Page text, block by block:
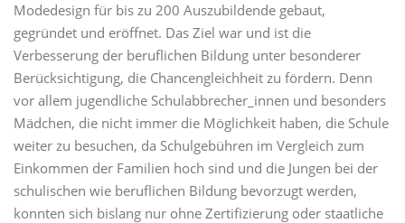
Modedesign für bis zu 200 Auszubildende gebaut,
gegründet und eröffnet. Das Ziel war und ist die
Verbesserung der beruflichen Bildung unter besonderer
Berücksichtigung, die Chancengleichheit zu fördern. Denn
vor allem jugendliche Schulabbrecher_innen und besonders
Mädchen, die nicht immer die Möglichkeit haben, die Schule
weiter zu besuchen, da Schulgebühren im Vergleich zum
Einkommen der Familien hoch sind und die Jungen bei der
schulischen wie beruflichen Bildung bevorzugt werden,
konnten sich bislang nur ohne Zertifizierung oder staatliche